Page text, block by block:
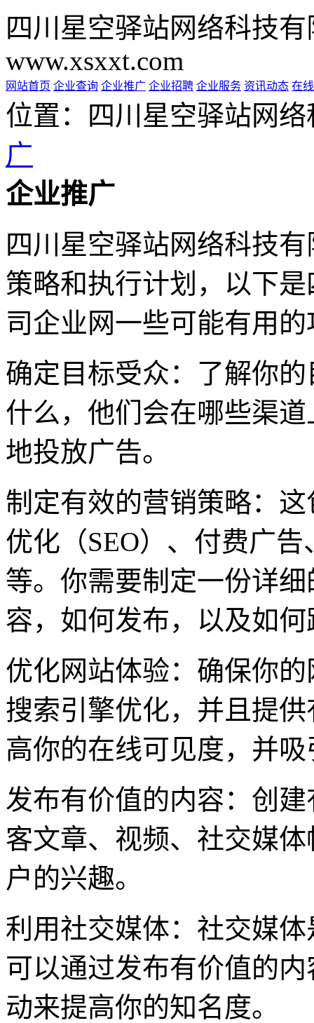
四川星空驿站网络科技
www.xsxxt.com
网站首页 企业查询 企业推广 企业招聘 企业服务 资讯动态 在
位置：四川星空驿站网
广
企业推广
四川星空驿站网络科技
策略和执行计划，以下
司企业网一些可能有用
确定目标受众：了解你
什么，他们会在哪些渠
地投放广告。
制定有效的营销策略：
优化（SEO）、付费广
等。你需要制定一份详
容，如何发布，以及如
优化网站体验：确保你
搜索引擎优化，并且提
高你的在线可见度，并
发布有价值的内容：创
客文章、视频、社交媒
户的兴趣。
利用社交媒体：社交媒
可以通过发布有价值的
动来提高你的知名度。